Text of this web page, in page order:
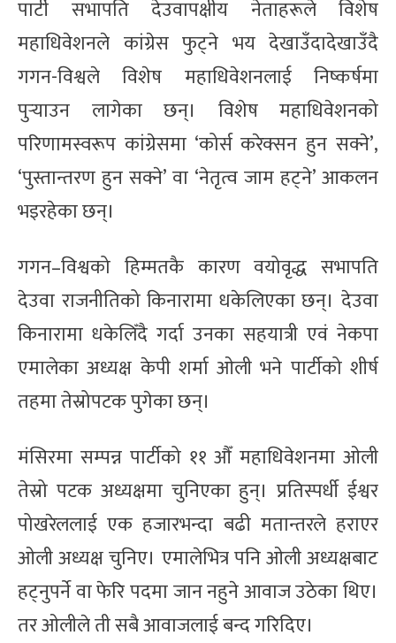
पार्टी सभापति देउवापक्षीय नेताहरूले विशेष
महाधिवेशनले कांग्रेस फुट्ने भय देखाउँदादेखाउँदै
गगन-विश्वले विशेष महाधिवेशनलाई निष्कर्षमा
पुर्‍याउन लागेका छन्। विशेष महाधिवेशनको
परिणामस्वरूप कांग्रेसमा ‘कोर्स करेक्सन हुन सक्ने’,
‘पुस्तान्तरण हुन सक्ने’ वा ‘नेतृत्व जाम हट्ने’ आकलन
भइरहेका छन्।
गगन–विश्वको हिम्मतकै कारण वयोवृद्ध सभापति
देउवा राजनीतिको किनारामा धकेलिएका छन्। देउवा
किनारामा धकेलिँदै गर्दा उनका सहयात्री एवं नेकपा
एमालेका अध्यक्ष केपी शर्मा ओली भने पार्टीको शीर्ष
तहमा तेस्रोपटक पुगेका छन्।
मंसिरमा सम्पन्न पार्टीको ११ औँ महाधिवेशनमा ओली
तेस्रो पटक अध्यक्षमा चुनिएका हुन्। प्रतिस्पर्धी ईश्वर
पोखरेललाई एक हजारभन्दा बढी मतान्तरले हराएर
ओली अध्यक्ष चुनिए। एमालेभित्र पनि ओली अध्यक्षबाट
हट्नुपर्ने वा फेरि पदमा जान नहुने आवाज उठेका थिए।
तर ओलीले ती सबै आवाजलाई बन्द गरिदिए।